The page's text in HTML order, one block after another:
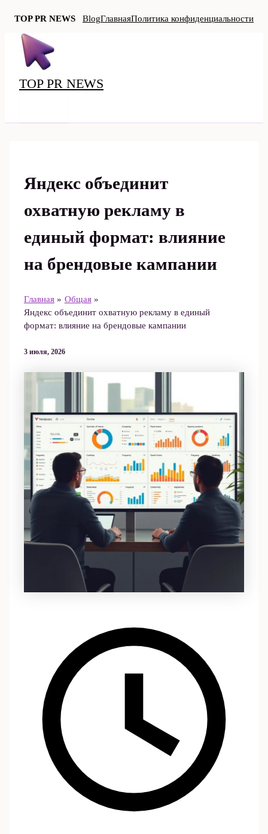
TOP PR NEWS BlogГлавнаяПолитика конфиденциальности
Перейти
содержимому
TOP PR NEWS
Яндекс объединит
охватную рекламу в
единый формат: влияние
на брендовые кампании
Главная
Общая
Яндекс объединит охватную рекламу в единый
формат: влияние на брендовые кампании
3 июля, 2026